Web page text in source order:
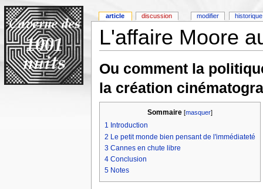
L'affaire Moore
Ou comment la
la création
Sommaire [masquer]
1 Introduction
2 Le petit monde bien pensant de l'immédiateté
3 Cannes en chute libre
4 Conclusion
5 Notes
article discussion modifier historique